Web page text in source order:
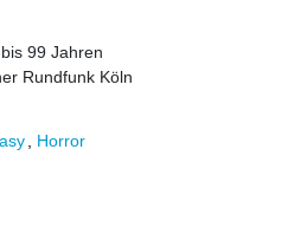
99 Jahren
Rundfunk Köln
Horror